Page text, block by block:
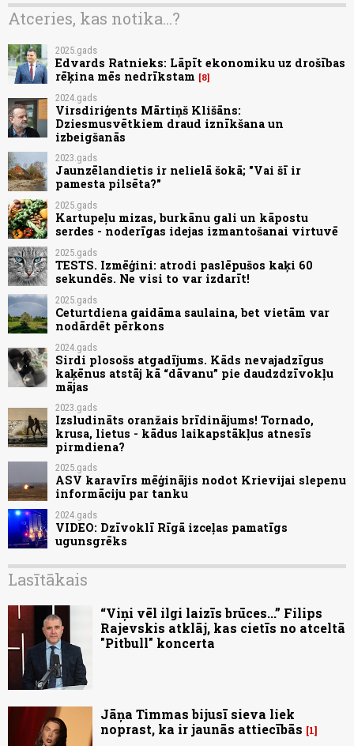
Atceries, kas notika...?
2025.gads
Edvards Ratnieks: Lāpīt ekonomiku uz drošības
rēķina mēs nedrīkstam
8
2024.gads
Virsdiriģents Mārtiņš Klišāns:
Dziesmusvētkiem draud iznīkšana un
izbeigšanās
2023.gads
Jaunzēlandietis ir nelielā šokā; "Vai šī ir
pamesta pilsēta?"
2025.gads
Kartupeļu mizas, burkānu gali un kāpostu
serdes - noderīgas idejas izmantošanai virtuvē
2025.gads
TESTS. Izmēģini: atrodi paslēpušos kaķi 60
sekundēs. Ne visi to var izdarīt!
2025.gads
Ceturtdiena gaidāma saulaina, bet vietām var
nodārdēt pērkons
2024.gads
Sirdi plosošs atgadījums. Kāds nevajadzīgus
kaķēnus atstāj kā “dāvanu” pie daudzdzīvokļu
mājas
2023.gads
Izsludināts oranžais brīdinājums! Tornado,
krusa, lietus - kādus laikapstākļus atnesīs
pirmdiena?
2025.gads
ASV karavīrs mēģinājis nodot Krievijai slepenu
informāciju par tanku
2024.gads
VIDEO: Dzīvoklī Rīgā izceļas pamatīgs
ugunsgrēks
Lasītākais
“Viņi vēl ilgi laizīs brūces...” Filips
Rajevskis atklāj, kas cietīs no atceltā
"Pitbull" koncerta
Jāņa Timmas bijusī sieva liek
noprast, ka ir jaunās attiecībās
1